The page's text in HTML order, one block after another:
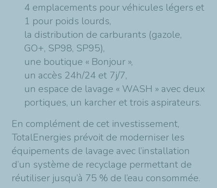
4 emplacements pour véhicules légers et
1 pour poids lourds,
la distribution de carburants (gazole,
GO+, SP98, SP95),
une boutique « Bonjour »,
un accès 24h/24 et 7j/7,
un espace de lavage « WASH » avec deux
portiques, un karcher et trois aspirateurs.
En complément de cet investissement,
TotalEnergies prévoit de moderniser les
équipements de lavage avec l’installation
d’un système de recyclage permettant de
réutiliser jusqu’à 75 % de l’eau consommée.